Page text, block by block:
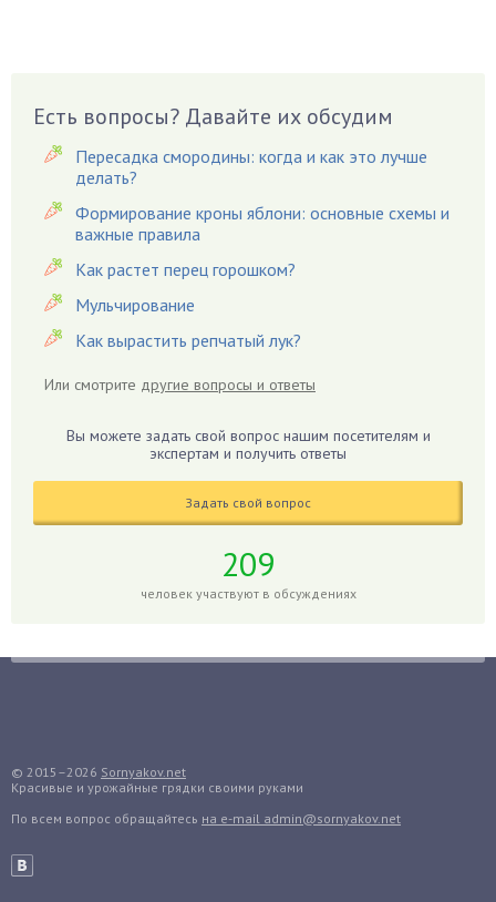
Вишня
Вредители
Гардения
Гацания
Гвоздики
Георгины
Герань
Гиацинт
Гиппеаструм
Годжи
Голубика
Гуава
Гузмания
Дайкон
Есть вопросы? Давайте их обсудим
Пересадка смородины: когда и как это лучше
делать?
Формирование кроны яблони: основные схемы и
важные правила
Как растет перец горошком?
Мульчирование
Как вырастить репчатый лук?
Или смотрите другие вопросы и ответы
Вы можете задать свой вопрос нашим посетителям и
экспертам и получить ответы
Задать свой вопрос
209
человек участвуют в обсуждениях
© 2015–2026 Sornyakov.net
Красивые и урожайные грядки своими руками
По всем вопрос обращайтесь на e-mail admin@sornyakov.net